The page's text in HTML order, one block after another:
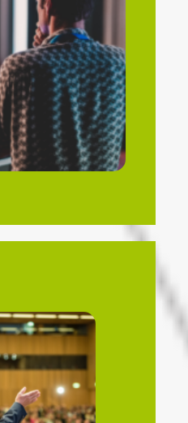
científicas enfocadas
y el intercambio de
del sector
especializados para
y el desarrollo
en el ámbito